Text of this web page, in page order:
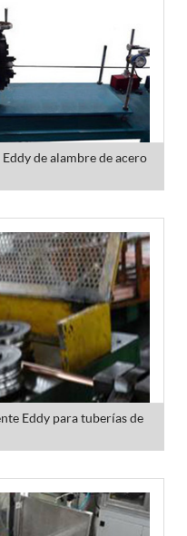
de alambre de acero
Eddy para tuberías de